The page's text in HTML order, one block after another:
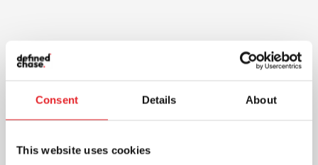
Consent Details About
This website uses cookies